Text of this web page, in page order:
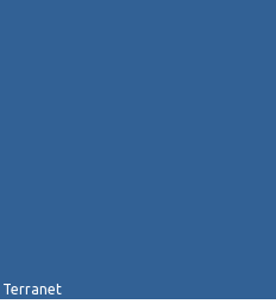
Terranet